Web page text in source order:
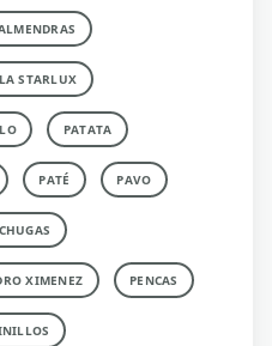
STARLUX
PATATA
PATÉ PAVO
XIMENEZ PENCAS